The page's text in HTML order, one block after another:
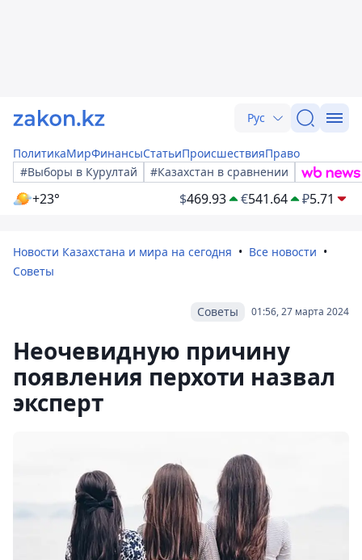
Рус
ПолитикаМирФинансыСтатьиПроисшествияПраво
#Выборы в Курултай
#Казахстан в сравнении
+23° $469.93 €541.64 ₽5.71
Новости Казахстана и мира на сегодня
Все новости
Советы
01:56, 27 марта 2024
Советы
Неочевидную причину
появления перхоти назвал
эксперт